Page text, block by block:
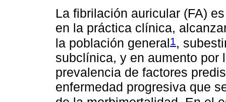
La fibrilación auricular (FA)
en la práctica clínica,
la población general1,
subclínica, y en aumento por
prevalencia de factores
enfermedad progresiva que